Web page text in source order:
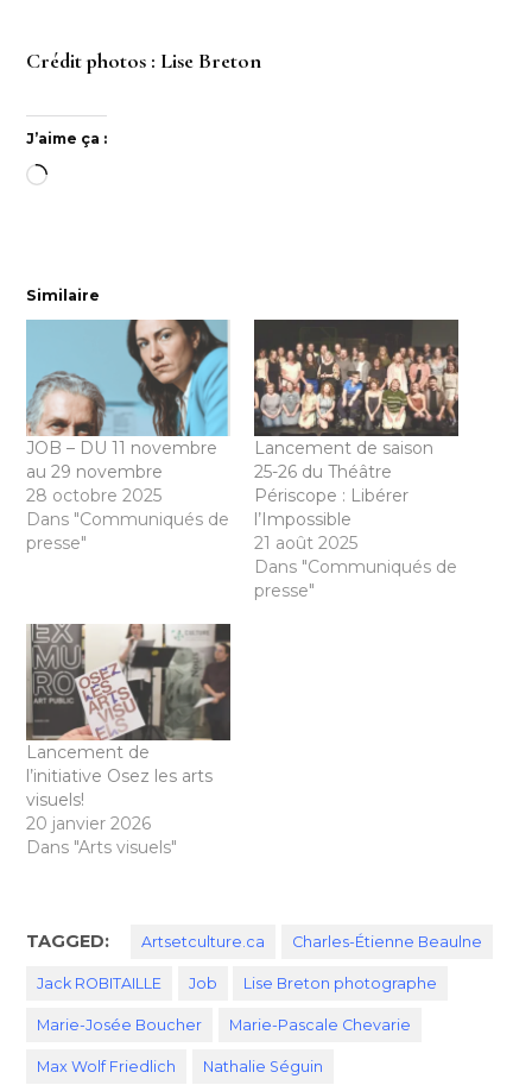
Crédit photos : Lise Breton
J’aime ça :
Chargement…
Similaire
JOB – DU 11 novembre
au 29 novembre
28 octobre 2025
Dans "Communiqués de
presse"
Lancement de saison
25-26 du Théâtre
Périscope : Libérer
l’Impossible
21 août 2025
Dans "Communiqués de
presse"
Lancement de
l’initiative Osez les arts
visuels!
20 janvier 2026
Dans "Arts visuels"
TAGGED: Artsetculture.ca Charles-Étienne Beaulne
Jack ROBITAILLE Job Lise Breton photographe
Marie-Josée Boucher Marie-Pascale Chevarie
Max Wolf Friedlich Nathalie Séguin